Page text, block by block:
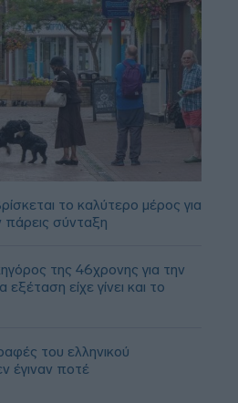
το καλύτερο μέρος για
πάρεις σύνταξη
της 46χρονης για την
είχε γίνει και το
του ελληνικού
έγιναν ποτέ